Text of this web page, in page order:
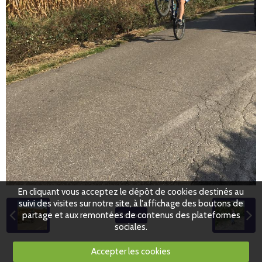
Retour
En cliquant vous acceptez le dépôt de cookies destinés au
suivi des visites sur notre site, à l'affichage des boutons de
partage et aux remontées de contenus des plateformes
sociales.
Accepter les cookies